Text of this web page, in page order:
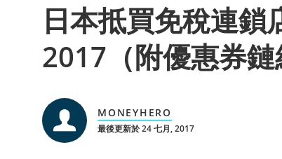
日本抵買免稅連鎖
2017（附優惠券鏈
MONEYHERO
最後更新於 24 七月, 2017